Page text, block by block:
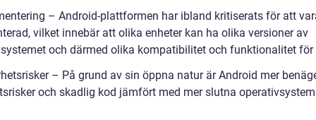
– Android-plattformen har ibland kritiserats för att
vilket innebär att olika enheter kan ha olika versioner av
och därmed olika kompatibilitet och funktionalitet för
– På grund av sin öppna natur är Android mer
och skadlig kod jämfört med mer slutna